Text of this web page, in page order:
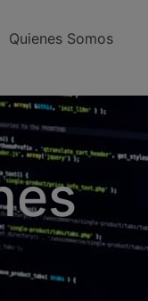
Quienes Somos